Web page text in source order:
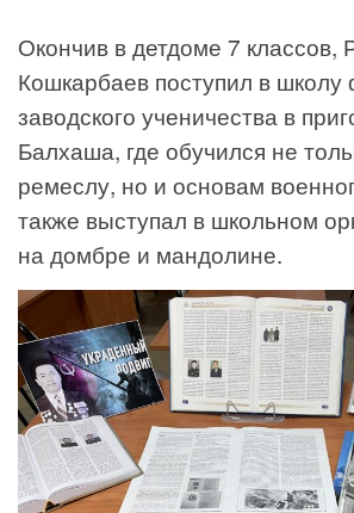
Окончив в детдоме 7 классов,
Кошкарбаев поступил в
заводского ученичества в
Балхаша, где обучился не
ремеслу, но и основам
также выступал в школьном
на домбре и мандолине.